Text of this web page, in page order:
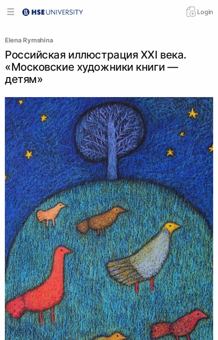
Login
Elena Rymshina
Российская иллюстрация XXI века.
«Московские художники книги —
детям»